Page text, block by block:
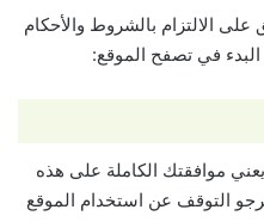
على الالتزام بالشروط والأحكام
البدء في تصفح الموقع:
موافقتك الكاملة على هذه
التوقف عن استخدام الموقع